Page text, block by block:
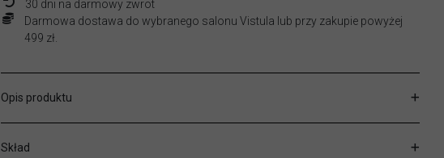
30 dni na darmowy zwrot
Darmowa dostawa do wybranego salonu Vistula lub przy zakupie powyżej
499 zł.
Opis produktu
Skład